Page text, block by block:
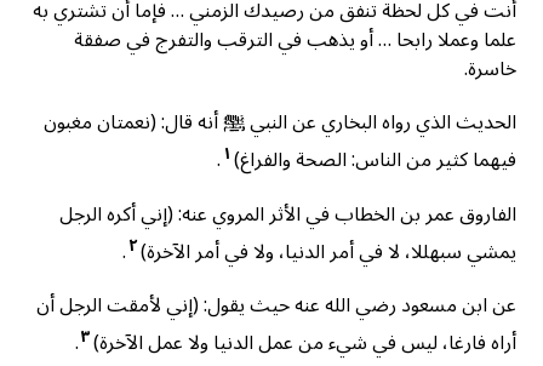
أنت في كل لحظة تنفق من رصيدك الزمني … فإما أن تشتري به
علما وعملا رابحا … أو يذهب في الترقب والتفرج في صفقة
خاسرة.
الحديث الذي رواه البخاري عن النبي ﷺ أنه قال: (نعمتان مغبون
فيهما كثير من الناس: الصحة والفراغ)١.
الفاروق عمر بن الخطاب في الأثر المروي عنه: (إني أكره الرجل
يمشي سبهللا، لا في أمر الدنيا، ولا في أمر الآخرة)٢.
عن ابن مسعود رضي الله عنه حيث يقول: (إني لأمقت الرجل أن
أراه فارغا، ليس في شيء من عمل الدنيا ولا عمل الآخرة)٣.